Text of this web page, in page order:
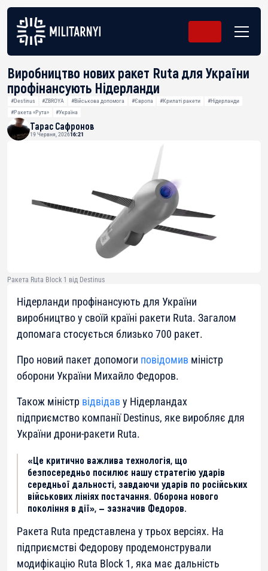
Виробництво нових ракет Ruta для України
профінансують Нідерланди
#Destinus #ZBROYA #Військова допомога #Європа #Крилаті ракети
#Нідерланди
#Ракета «Рута»
#Україна
Тарас Сафронов
19 Червня, 202616:21
Ракета Ruta Block 1 від Destinus
Нідерланди профінансують для України
виробництво у своїй країні ракети Ruta. Загалом
допомага стосується близько 700 ракет.
Про новий пакет допомоги повідомив міністр
оборони України Михайло Федоров.
Також міністр відвідав у Нідерландах
підприємство компанії Destinus, яке виробляє для
України дрони-ракети Ruta.
«Це критично важлива технологія, що
безпосередньо посилює нашу стратегію ударів
середньої дальності, завдаючи ударів по російських
військових лініях постачання. Оборона нового
покоління в дії», — зазначив Федоров.
Ракета Ruta представлена у трьох версіях. На
підприємстві Федорову продемонстрували
модифікацію Ruta Block 1, яка має дальність